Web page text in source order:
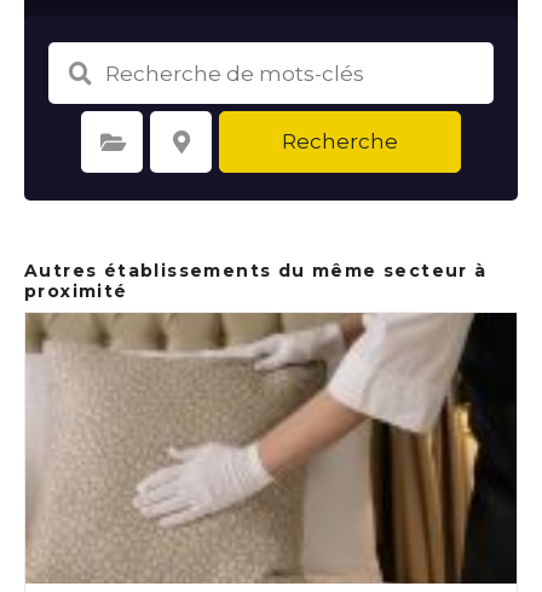
Sélectionnez une catégorie Sélectionnez le lieu Recherche
Autres établissements du même secteur à
proximité